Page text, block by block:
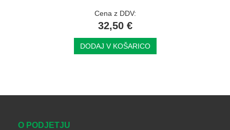
Cena z DDV:
32,50 €
DODAJ V KOŠARICO
O PODJETJU